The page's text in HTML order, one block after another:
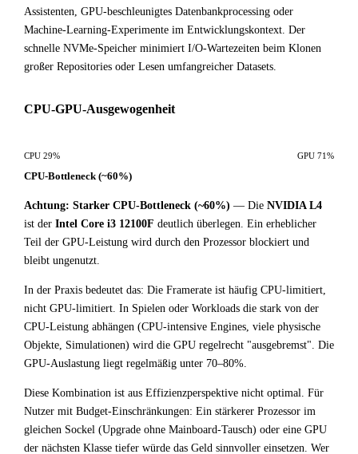
Assistenten, GPU-beschleunigtes Datenbankprocessing oder
Machine-Learning-Experimente im Entwicklungskontext. Der
schnelle NVMe-Speicher minimiert I/O-Wartezeiten beim Klonen
großer Repositories oder Lesen umfangreicher Datasets.
CPU-GPU-Ausgewogenheit
CPU 29% GPU 71%
CPU-Bottleneck (~60%)
Achtung: Starker CPU-Bottleneck (~60%) — Die NVIDIA L4
ist der Intel Core i3 12100F deutlich überlegen. Ein erheblicher
Teil der GPU-Leistung wird durch den Prozessor blockiert und
bleibt ungenutzt.
In der Praxis bedeutet das: Die Framerate ist häufig CPU-limitiert,
nicht GPU-limitiert. In Spielen oder Workloads die stark von der
CPU-Leistung abhängen (CPU-intensive Engines, viele physische
Objekte, Simulationen) wird die GPU regelrecht "ausgebremst". Die
GPU-Auslastung liegt regelmäßig unter 70–80%.
Diese Kombination ist aus Effizienzperspektive nicht optimal. Für
Nutzer mit Budget-Einschränkungen: Ein stärkerer Prozessor im
gleichen Sockel (Upgrade ohne Mainboard-Tausch) oder eine GPU
der nächsten Klasse tiefer würde das Geld sinnvoller einsetzen. Wer